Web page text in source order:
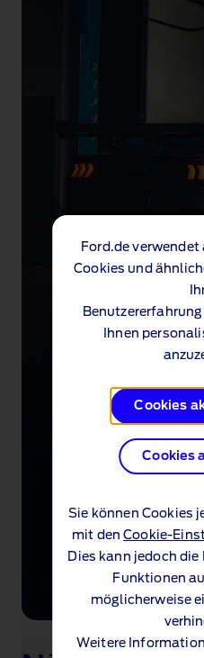
Ford.de
Cookies und
Ihnen
Cookies
Cookies
Sie können Cookies
mit denCookie-
Dies kann jedoch
Funktionen
möglicherweise
Weitere